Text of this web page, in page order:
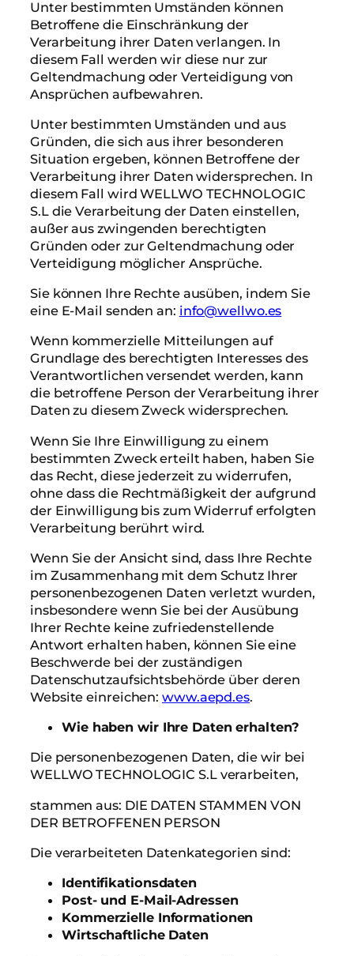
Unter bestimmten Umständen können
Betroffene die Einschränkung der
Verarbeitung ihrer Daten verlangen. In
diesem Fall werden wir diese nur zur
Geltendmachung oder Verteidigung von
Ansprüchen aufbewahren.
Unter bestimmten Umständen und aus
Gründen, die sich aus ihrer besonderen
Situation ergeben, können Betroffene der
Verarbeitung ihrer Daten widersprechen. In
diesem Fall wird WELLWO TECHNOLOGIC
S.L die Verarbeitung der Daten einstellen,
außer aus zwingenden berechtigten
Gründen oder zur Geltendmachung oder
Verteidigung möglicher Ansprüche.
Sie können Ihre Rechte ausüben, indem Sie
eine E-Mail senden an: info@wellwo.es
Wenn kommerzielle Mitteilungen auf
Grundlage des berechtigten Interesses des
Verantwortlichen versendet werden, kann
die betroffene Person der Verarbeitung ihrer
Daten zu diesem Zweck widersprechen.
Wenn Sie Ihre Einwilligung zu einem
bestimmten Zweck erteilt haben, haben Sie
das Recht, diese jederzeit zu widerrufen,
ohne dass die Rechtmäßigkeit der aufgrund
der Einwilligung bis zum Widerruf erfolgten
Verarbeitung berührt wird.
Wenn Sie der Ansicht sind, dass Ihre Rechte
im Zusammenhang mit dem Schutz Ihrer
personenbezogenen Daten verletzt wurden,
insbesondere wenn Sie bei der Ausübung
Ihrer Rechte keine zufriedenstellende
Antwort erhalten haben, können Sie eine
Beschwerde bei der zuständigen
Datenschutzaufsichtsbehörde über deren
Website einreichen: www.aepd.es.
Wie haben wir Ihre Daten erhalten?
Die personenbezogenen Daten, die wir bei
WELLWO TECHNOLOGIC S.L verarbeiten,
stammen aus: DIE DATEN STAMMEN VON
DER BETROFFENEN PERSON
Die verarbeiteten Datenkategorien sind:
Identifikationsdaten
Post- und E-Mail-Adressen
Kommerzielle Informationen
Wirtschaftliche Daten